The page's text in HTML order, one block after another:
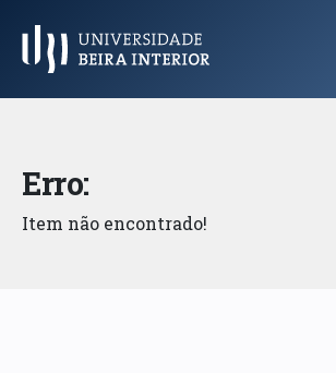
Menu Principal
Erro:
Item não encontrado!